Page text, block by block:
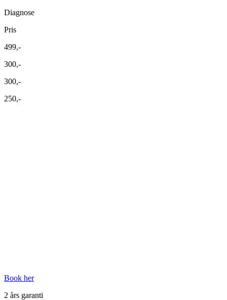
Diagnose
Pris
499,-
300,-
300,-
250,-
Book her
2 års garanti